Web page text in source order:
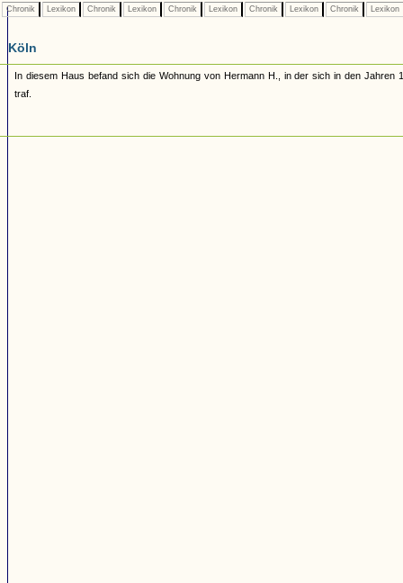
Chronik Lexikon Chronik Lexikon Chronik Lexikon Chronik Lexikon Chronik Lexikon
Köln
In diesem Haus befand sich die Wohnung von Hermann H., in der sich in den Jahren
traf.